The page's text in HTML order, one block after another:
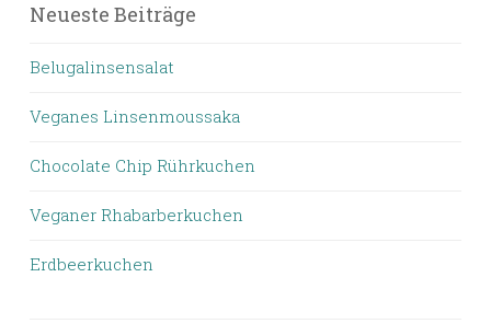
Neueste Beiträge
Belugalinsensalat
Veganes Linsenmoussaka
Chocolate Chip Rührkuchen
Veganer Rhabarberkuchen
Erdbeerkuchen